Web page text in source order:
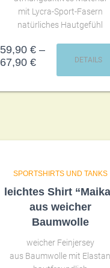
mit Lycra-Sport-Fasern
natürliches Hautgefühl
59,90 € –
67,90 € DETAILS
SPORTSHIRTS UND TANKS
leichtes Shirt
aus weicher
Baumwolle
weicher Feinjersey
aus Baumwolle mit Elastan